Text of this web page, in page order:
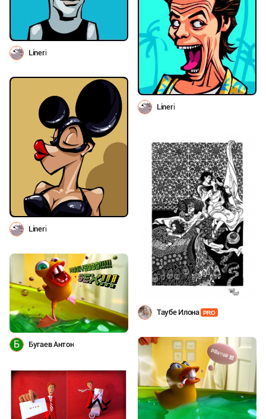
Lineri
Lineri
Lineri
Таубе Илона PRO
Б Бугаев Антон